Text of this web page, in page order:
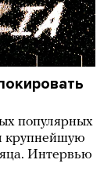
популярных
крупнейшую
Интервью